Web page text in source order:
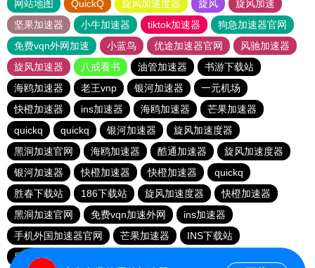
网站地图 QuickQ 旋风加速度器 旋风
旋风加速
坚果加速器
小牛加速器 tiktok加速器
狗急加速器官网
免费vqn外网加速
小蓝鸟 优途加速器官网
风驰加速器
旋风加速器
八戒看书 油管加速器
书游下载站
海鸥加速器
老王vnp 银河加速器
一元机场
快橙加速器
ins加速器 海鸥加速器
芒果加速器
quickq
quickq 银河加速器
旋风加速度器
黑洞加速官网
海鸥加速器 酷通加速器
旋风加速度器
银河加速器
快橙加速器 快橙加速器
quickq
胜春下载站
186下载站 旋风加速度器
快橙加速器
黑洞加速官网
免费vqn加速外网
ins加速器
手机外国加速器官网
芒果加速器
INS下载站
目标下载站